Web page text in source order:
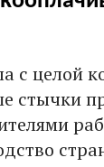
с целой
стычки